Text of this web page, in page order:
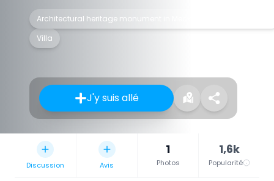
Architectural heritage monument in Mecklenburg-Vorpommern
Villa
J'y suis allé
Discussion Avis
1
Photos
1,6k
Popularité